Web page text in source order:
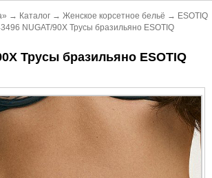
→ Каталог → Женское корсетное бельё → ESOTIQ
NUGAT/90X Трусы бразильяно ESOTIQ
Трусы бразильяно ESOTIQ